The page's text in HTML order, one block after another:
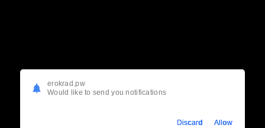
erokrad.pw
Would like to send you notifications
Discard Allow